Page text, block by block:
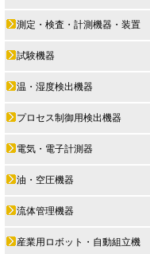
測定・検査・計測機器・装置
試験機器
温・湿度検出機器
プロセス制御用検出機器
電気・電子計測器
油・空圧機器
流体管理機器
産業用ロボット・自動組立機